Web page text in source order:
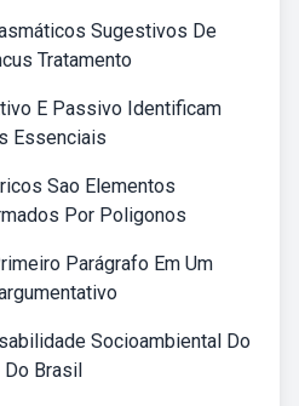
Sugestivos De
Tratamento
E Passivo Identificam
Essenciais
Sao Elementos
Por Poligonos
Parágrafo Em Um
Socioambiental Do
Do Brasil